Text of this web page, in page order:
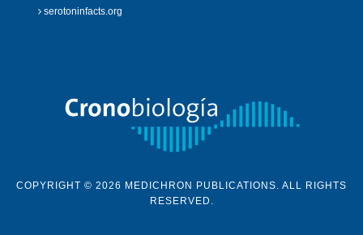
serotoninfacts.org
COPYRIGHT © 2026 MEDICHRON PUBLICATIONS. ALL RIGHTS
RESERVED.